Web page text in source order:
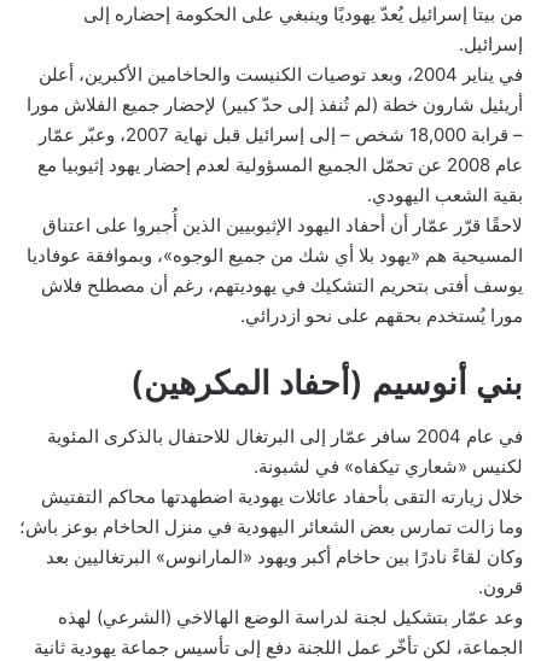
من بيتا إسرائيل يُعدّ يهوديًا وينبغي على الحكومة إحضاره إلى
إسرائيل.
في يناير 2004، وبعد توصيات الكنيست والحاخامين الأكبرين، أعلن
أريئيل شارون خطة (لم تُنفذ إلى حدّ كبير) لإحضار جميع الفلاش مورا
– قرابة 18,000 شخص – إلى إسرائيل قبل نهاية 2007، وعبّر عمّار
عام 2008 عن تحمّل الجميع المسؤولية لعدم إحضار يهود إثيوبيا مع
بقية الشعب اليهودي.
لاحقًا قرّر عمّار أن أحفاد اليهود الإثيوبيين الذين أُجبروا على اعتناق
المسيحية هم «يهود بلا أي شك من جميع الوجوه»، وبموافقة عوفاديا
يوسف أفتى بتحريم التشكيك في يهوديتهم، رغم أن مصطلح فلاش
مورا يُستخدم بحقهم على نحو ازدرائي.
بني أنوسيم (أحفاد المكرهين)
في عام 2004 سافر عمّار إلى البرتغال للاحتفال بالذكرى المئوية
لكنيس «شعاري تيكفاه» في لشبونة.
خلال زيارته التقى بأحفاد عائلات يهودية اضطهدتها محاكم التفتيش
وما زالت تمارس بعض الشعائر اليهودية في منزل الحاخام بوعز باش؛
وكان لقاءً نادرًا بين حاخام أكبر ويهود «المارانوس» البرتغاليين بعد
قرون.
وعد عمّار بتشكيل لجنة لدراسة الوضع الهالاخي (الشرعي) لهذه
الجماعة، لكن تأخّر عمل اللجنة دفع إلى تأسيس جماعة يهودية ثانية